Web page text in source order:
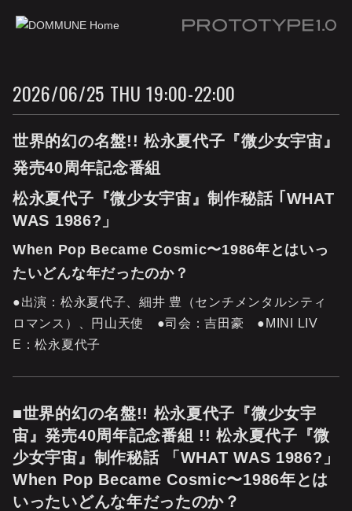
2026/06/25 THU 19:00-22:00
世界的幻の名盤!! 松永夏代子『微少女宇宙』
発売40周年記念番組
松永夏代子『微少女宇宙』制作秘話 ｢WHAT
WAS 1986?」
When Pop Became Cosmic〜1986年とはいっ
たいどんな年だったのか？
●出演：松永夏代子、細井 豊（センチメンタルシティ
ロマンス）、円山天使 ●司会：吉田豪 ●MINI LIV
E：松永夏代子
■世界的幻の名盤!! 松永夏代子『微少女宇
宙』発売40周年記念番組 !! 松永夏代子『微
少女宇宙』制作秘話 「WHAT WAS 1986?」
When Pop Became Cosmic〜1986年とは
いったいどんな年だったのか？